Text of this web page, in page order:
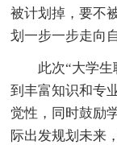
被计划掉，要不
划一步一步走向
此次“大学
到丰富知识和专
觉性，同时鼓励
际出发规划未来